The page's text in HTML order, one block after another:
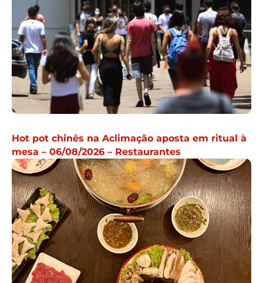
Hot pot chinês na Aclimação aposta em ritual à
mesa – 06/08/2026 – Restaurantes